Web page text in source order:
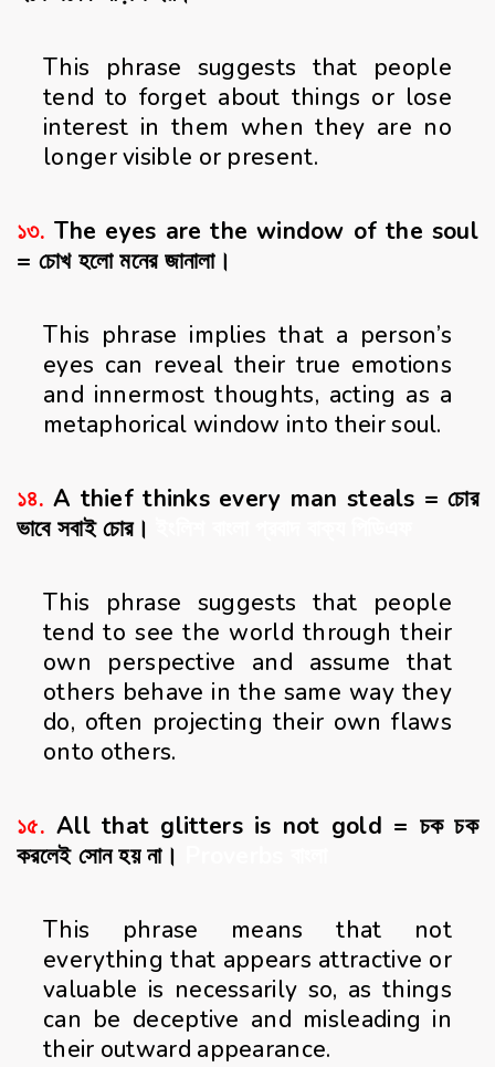
This phrase suggests that people
tend to forget about things or lose
interest in them when they are no
longer visible or present.
১৩. The eyes are the window of the soul
= চোখ হলো মনের জানালা।
This phrase implies that a person’s
eyes can reveal their true emotions
and innermost thoughts, acting as a
metaphorical window into their soul.
১৪. A thief thinks every man steals = চোর
ভাবে সবাই চোর।
This phrase suggests that people
tend to see the world through their
own perspective and assume that
others behave in the same way they
do, often projecting their own flaws
onto others.
১৫. All that glitters is not gold = চক চক
করলেই সোন হয় না।
This phrase means that not
everything that appears attractive or
valuable is necessarily so, as things
can be deceptive and misleading in
their outward appearance.